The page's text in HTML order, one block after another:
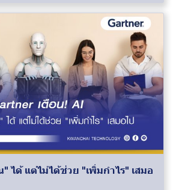
ได้ แต่ไม่ได้ช่วย "เพิ่มกำไร" เสมอ